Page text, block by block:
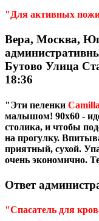
"Для активных
Вера, Москва,
Бутово Улица
18:36
"Эти пеленки
малышом! 90х60 -
столика, и чтобы
на прогулку.
приятный, сухой.
очень экономично.
Ответ
"Спасатель для